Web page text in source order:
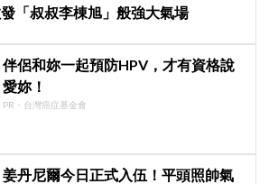
「叔叔李棟旭」般強大氣場
伴侶和妳一起預防HPV，才有資格說
愛妳！
PR・台灣癌症基金會
姜丹尼爾今日正式入伍！平頭照帥氣